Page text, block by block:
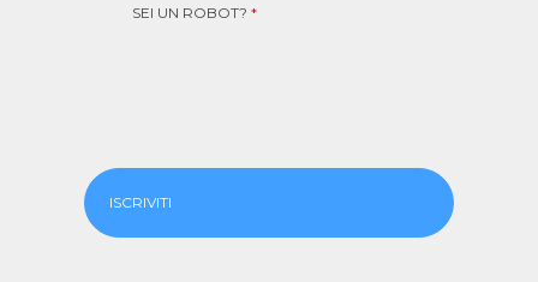
SEI UN ROBOT? *
ISCRIVITI